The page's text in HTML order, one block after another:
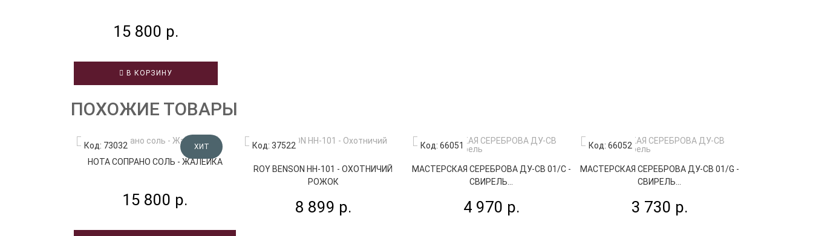
15 800 р.
В КОРЗИНУ
ПОХОЖИЕ ТОВАРЫ
Код: 73032 ХИТ
НОТА СОПРАНО СОЛЬ - ЖАЛЕЙКА
15 800 р.
Код: 37522
ROY BENSON HH-101 - ОХОТНИЧИЙ
РОЖОК
8 899 р.
Код: 66051
МАСТЕРСКАЯ СЕРЕБРОВА ДУ-СВ 01/C -
СВИРЕЛЬ...
4 970 р.
Код: 66052
МАСТЕРСКАЯ СЕРЕБРОВА ДУ-СВ 01/G -
СВИРЕЛЬ...
3 730 р.